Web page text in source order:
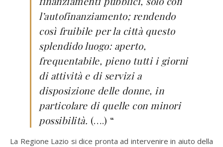
l’autofinanziamento; rendendo
così fruibile per la città questo
splendido luogo: aperto,
frequentabile, pieno tutti i giorni
di attività e di servizi a
disposizione delle donne, in
particolare di quelle con minori
possibilità. (….) “
La Regione Lazio si dice pronta ad intervenire in aiuto della